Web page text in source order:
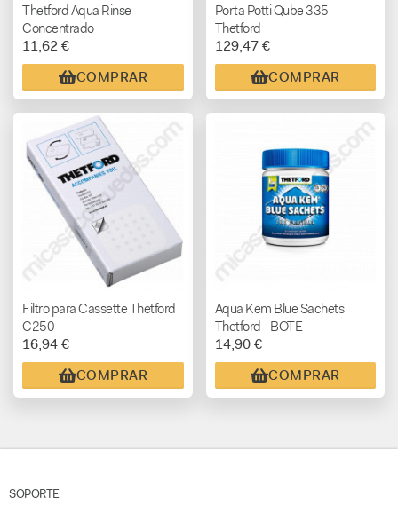
Thetford Aqua Rinse
Concentrado
11,62 €
COMPRAR
Porta Potti Qube 335
Thetford
129,47 €
COMPRAR
Filtro para Cassette Thetford
C250
16,94 €
COMPRAR
Aqua Kem Blue Sachets
Thetford - BOTE
14,90 €
COMPRAR
SOPORTE